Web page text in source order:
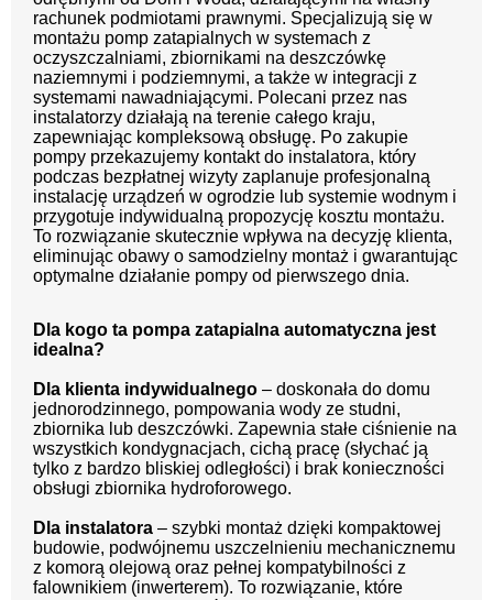
rachunek podmiotami prawnymi. Specjalizują się w
montażu pomp zatapialnych w systemach z
oczyszczalniami, zbiornikami na deszczówkę
naziemnymi i podziemnymi, a także w integracji z
systemami nawadniającymi. Polecani przez nas
instalatorzy działają na terenie całego kraju,
zapewniając kompleksową obsługę. Po zakupie
pompy przekazujemy kontakt do instalatora, który
podczas bezpłatnej wizyty zaplanuje profesjonalną
instalację urządzeń w ogrodzie lub systemie wodnym i
przygotuje indywidualną propozycję kosztu montażu.
To rozwiązanie skutecznie wpływa na decyzję klienta,
eliminując obawy o samodzielny montaż i gwarantując
optymalne działanie pompy od pierwszego dnia.
Dla kogo ta pompa zatapialna automatyczna jest
idealna?
Dla klienta indywidualnego – doskonała do domu
jednorodzinnego, pompowania wody ze studni,
zbiornika lub deszczówki. Zapewnia stałe ciśnienie na
wszystkich kondygnacjach, cichą pracę (słychać ją
tylko z bardzo bliskiej odległości) i brak konieczności
obsługi zbiornika hydroforowego.
Dla instalatora – szybki montaż dzięki kompaktowej
budowie, podwójnemu uszczelnieniu mechanicznemu
z komorą olejową oraz pełnej kompatybilności z
falownikiem (inwerterem). To rozwiązanie, które